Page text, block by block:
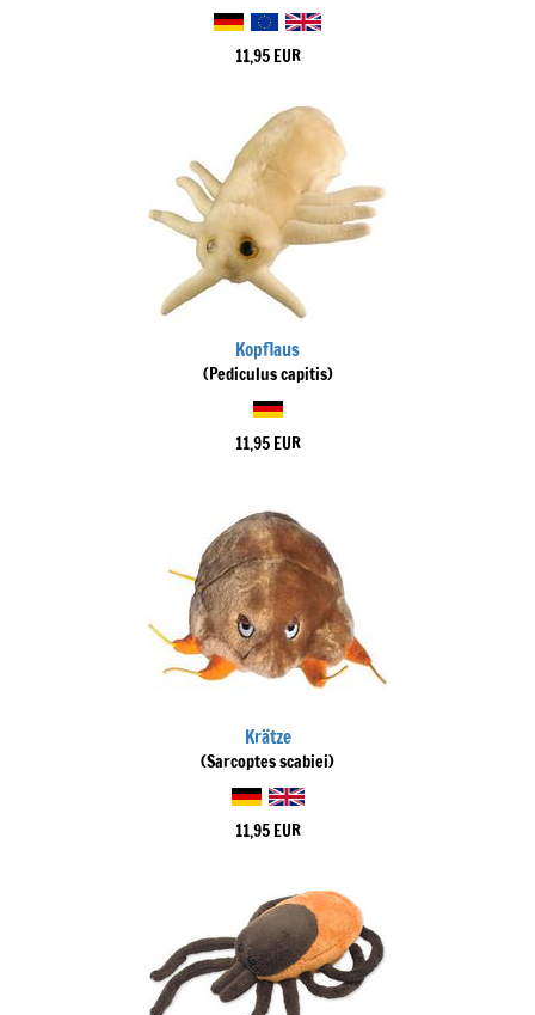
11,95 EUR
Kopflaus
(Pediculus capitis)
11,95 EUR
Krätze
(Sarcoptes scabiei)
11,95 EUR